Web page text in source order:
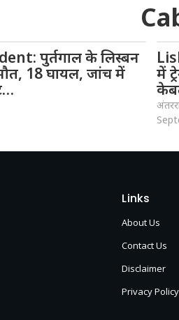
पुर्तगाल के लिस्बन
18 घायल, जांच में
में
Links
About Us
Contact Us
Disclaimer
Privacy Policy